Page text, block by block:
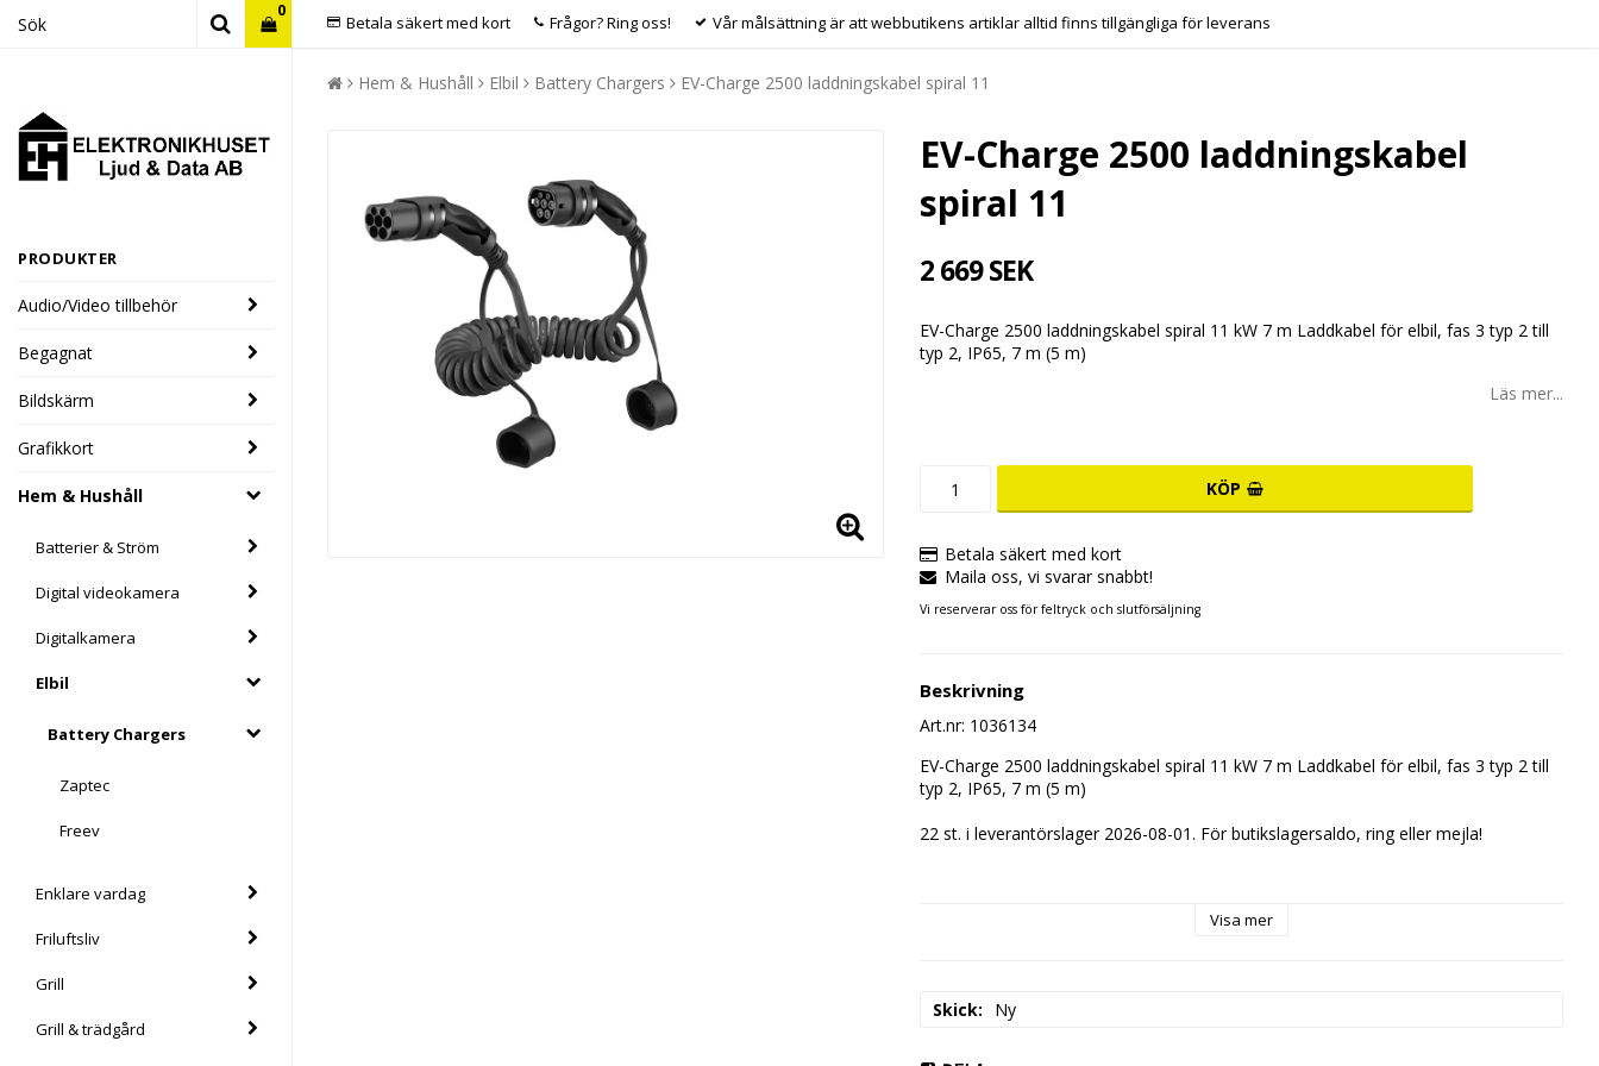
Betala säkert med kort Frågor? Ring oss! Vår målsättning är att webbutikens artiklar alltid finns tillgängliga för leverans
0
PRODUKTER
Audio/Video tillbehör
Begagnat
Bildskärm
Grafikkort
Hem & Hushåll
Batterier & Ström
Digital videokamera
Digitalkamera
Elbil
Battery Chargers
Zaptec
Freev
Enklare vardag
Friluftsliv
Grill
Grill & trädgård
Hem & Hushåll Elbil Battery Chargers EV-Charge 2500 laddningskabel spiral 11
EV-Charge 2500 laddningskabel
spiral 11
2 669 SEK
EV-Charge 2500 laddningskabel spiral 11 kW 7 m Laddkabel för elbil, fas 3 typ 2 till
typ 2, IP65, 7 m (5 m)
Läs mer...
KÖP
Betala säkert med kort
Maila oss, vi svarar snabbt!
Vi reserverar oss för feltryck och slutförsäljning
Beskrivning
Art.nr: 1036134
EV-Charge 2500 laddningskabel spiral 11 kW 7 m Laddkabel för elbil, fas 3 typ 2 till
typ 2, IP65, 7 m (5 m)
22 st. i leverantörslager 2026-08-01. För butikslagersaldo, ring eller mejla!
Visa mer
Skick Ny